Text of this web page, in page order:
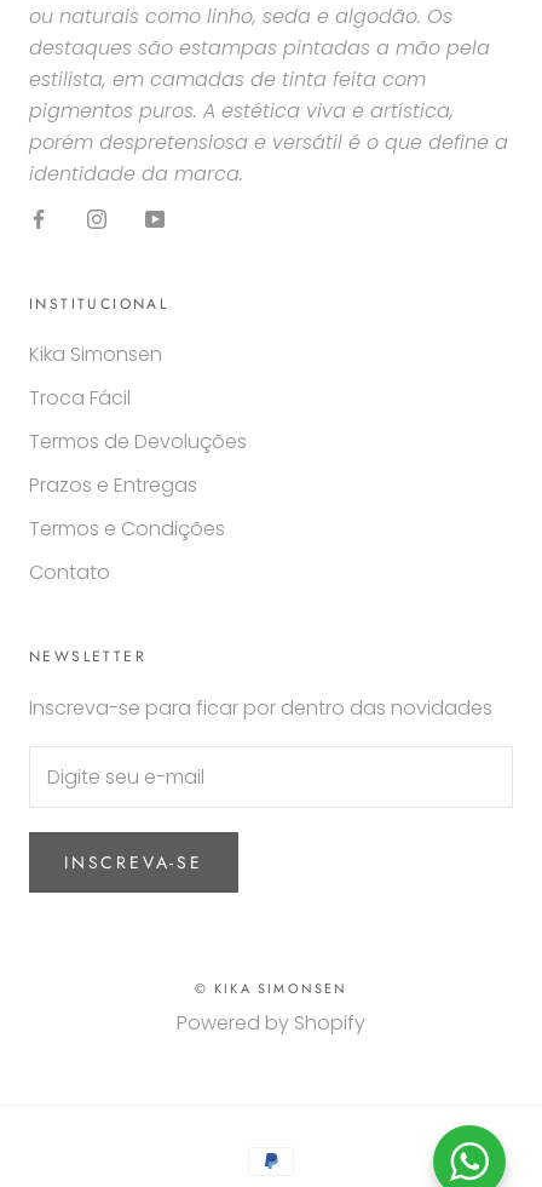
ou naturais como linho, seda e algodão. Os
destaques são estampas pintadas a mão pela
estilista, em camadas de tinta feita com
pigmentos puros. A estética viva e artística,
porém despretensiosa e versátil é o que define a
identidade da marca.
INSTITUCIONAL
Kika Simonsen
Troca Fácil
Termos de Devoluções
Prazos e Entregas
Termos e Condições
Contato
NEWSLETTER
Inscreva-se para ficar por dentro das novidades
INSCREVA-SE
© KIKA SIMONSEN
Powered by Shopify